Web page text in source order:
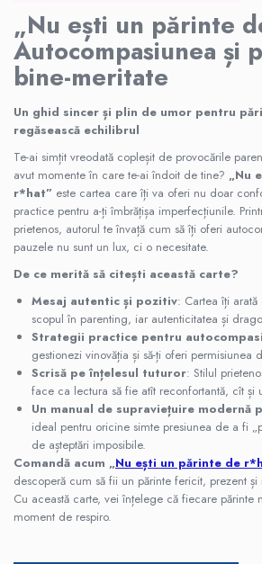
„Nu ești un părinte
Autocompasiunea și
bine-meritate
Un ghid sincer și plin de umor pentru
regăsească echilibrul
Te-ai simțit vreodată copleșit de provocările
avut momente în care te-ai îndoit de tine? „Nu
r*hat” este cartea care îți va oferi nu doar
practice pentru a-ți îmbrățișa imperfecțiunile.
prietenos, autorul te învață cum să îți oferi
pauzele nu sunt un lux, ci o necesitate.
De ce merită să citești această carte?
Mesaj autentic și pozitiv: Cartea îți
scopul în parenting, iar autenticitatea și
Strategii practice pentru
gestionezi vinovăția și să-ți oferi permisiunea
Scrisă pe înțelesul tuturor: Stilul
face ca lectura să fie atît reconfortantă, cît și
Un manual de supraviețuire modernă
ideal pentru oricine simte presiunea de a fi
de așteptări imposibile.
Comandă acum „Nu ești un părinte de
descoperă cum să fii un părinte fericit, prezent
Cu această carte, vei înțelege că fiecare părinte
moment de respiro.